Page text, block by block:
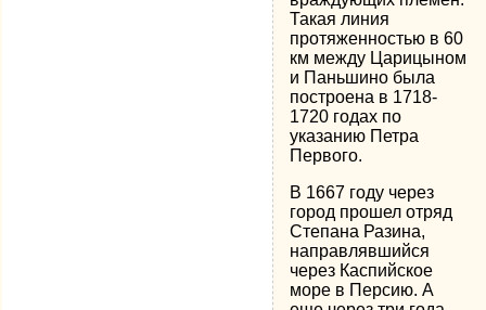
Такая линия
протяженностью в 60
км между Царицыном
и Паньшино была
построена в 1718-
1720 годах по
указанию Петра
Первого.
В 1667 году через
город прошел отряд
Степана Разина,
направлявшийся
через Каспийское
море в Персию. А